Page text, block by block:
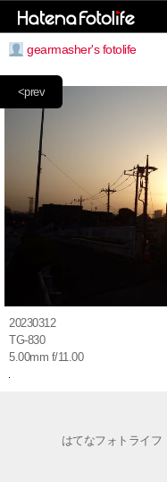
gearmasher's fotolife
<prev
20230312
TG-830
5.00mm f/11.00
はてなフォトライフ